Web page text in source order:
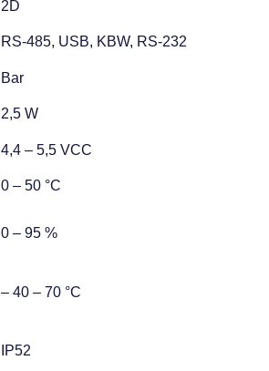
2D
RS-485, USB, KBW, RS-232
Bar
2,5 W
4,4 – 5,5 VCC
0 – 50 °C
0 – 95 %
– 40 – 70 °C
IP52